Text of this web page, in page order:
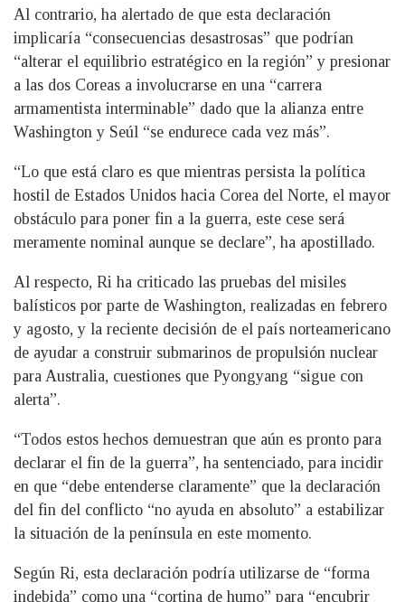
Al contrario, ha alertado de que esta declaración
implicaría “consecuencias desastrosas” que podrían
“alterar el equilibrio estratégico en la región” y presionar
a las dos Coreas a involucrarse en una “carrera
armamentista interminable” dado que la alianza entre
Washington y Seúl “se endurece cada vez más”.
“Lo que está claro es que mientras persista la política
hostil de Estados Unidos hacia Corea del Norte, el mayor
obstáculo para poner fin a la guerra, este cese será
meramente nominal aunque se declare”, ha apostillado.
Al respecto, Ri ha criticado las pruebas del misiles
balísticos por parte de Washington, realizadas en febrero
y agosto, y la reciente decisión de el país norteamericano
de ayudar a construir submarinos de propulsión nuclear
para Australia, cuestiones que Pyongyang “sigue con
alerta”.
“Todos estos hechos demuestran que aún es pronto para
declarar el fin de la guerra”, ha sentenciado, para incidir
en que “debe entenderse claramente” que la declaración
del fin del conflicto “no ayuda en absoluto” a estabilizar
la situación de la península en este momento.
Según Ri, esta declaración podría utilizarse de “forma
indebida” como una “cortina de humo” para “encubrir